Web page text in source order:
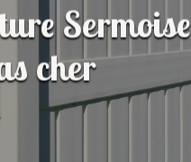
Sermoise
cher